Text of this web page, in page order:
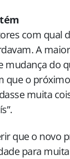
com qual
A
do
o
muita
que o novo
para